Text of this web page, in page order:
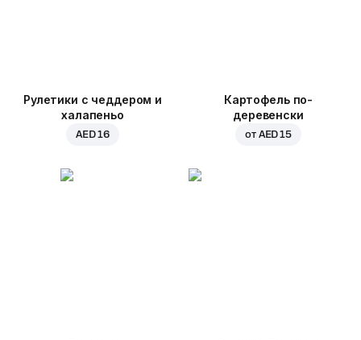
Рулетики с чеддером и
халапеньо
AED 16
Картофель по-
деревенски
от AED 15